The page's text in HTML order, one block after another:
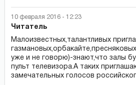
10 февраля 2016 - 12:23
Читатель
Малоизвестных,талантливых
уже и не говорю)-знают,что залы
пульт телевизора.А таких
замечательных голосов